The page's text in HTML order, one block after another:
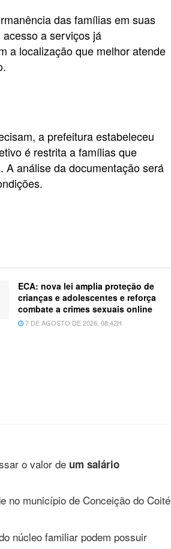
das famílias em suas
a serviços já
a localização que melhor atende
a prefeitura estabeleceu
é restrita a famílias que
A análise da documentação será
ECA: nova lei amplia proteção de
crianças e adolescentes e reforça
combate a crimes sexuais online
7 DE AGOSTO DE 2026, 08:42H
o valor de um salário
no município de Conceição do Coité
núcleo familiar podem possuir